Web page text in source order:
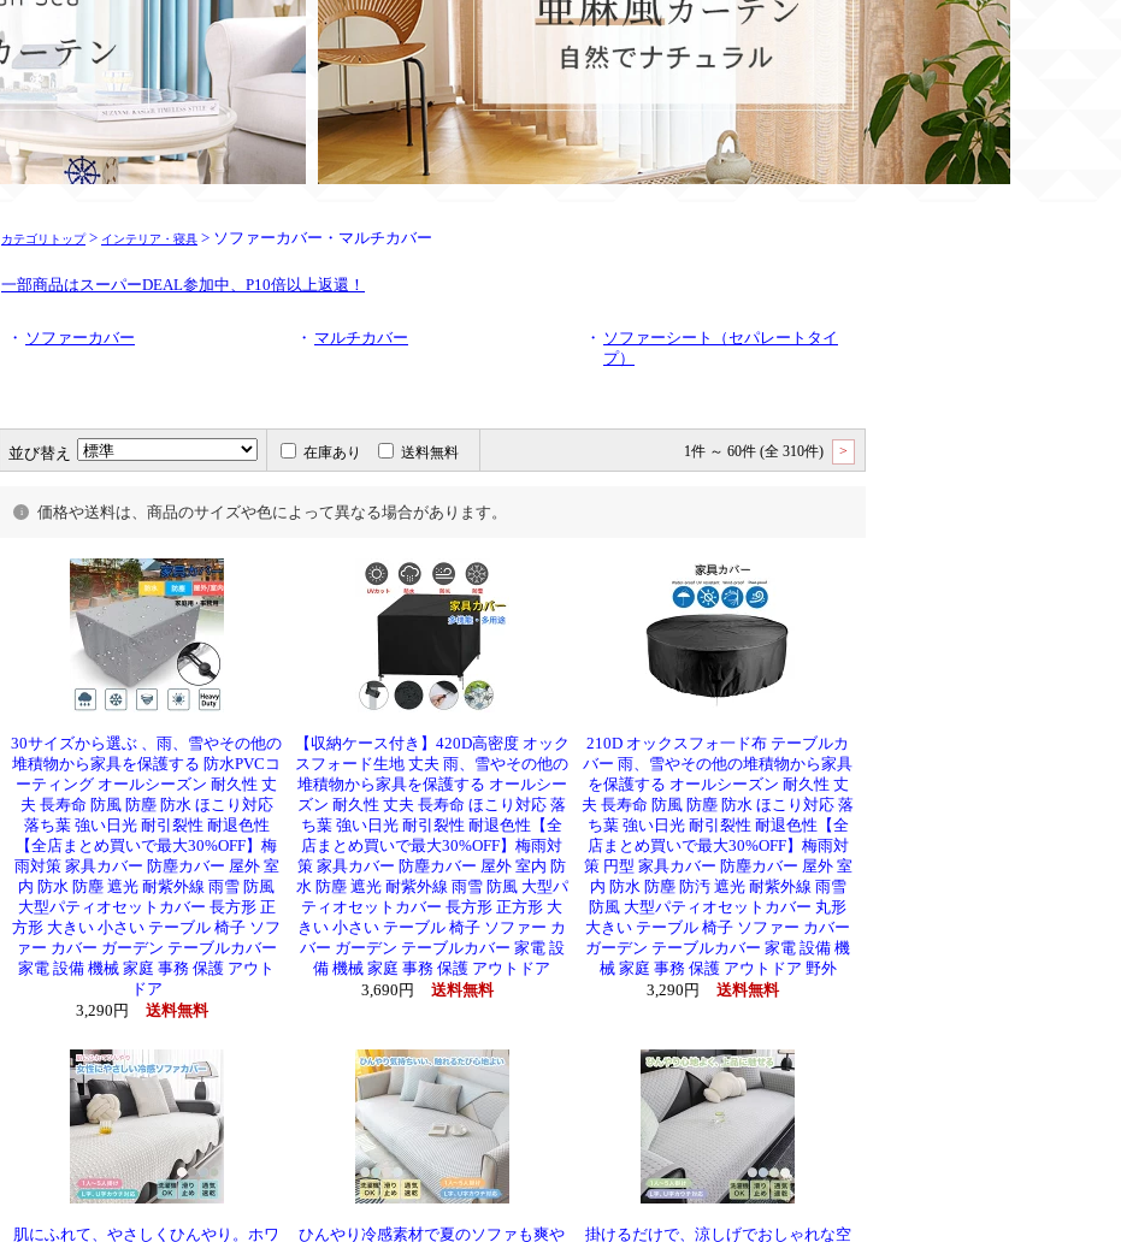
カテゴリトップ> インテリア・寝具 > ソファーカバー・マルチカバー
一部商品はスーパーDEAL参加中、P10倍以上返還！
・ ソファーカバー ・ マルチカバー ・
ソファーシート（セパレートタイ
プ）
並び替え 在庫あり 送料無料 1件 ～ 60件 (全 310件) >
価格や送料は、商品のサイズや色によって異なる場合があります。
30サイズから選ぶ 、雨、雪やその他の
堆積物から家具を保護する 防水PVCコ
ーティング オールシーズン 耐久性 丈
夫 長寿命 防風 防塵 防水 ほこり対応
落ち葉 強い日光 耐引裂性 耐退色性
【全店まとめ買いで最大30%OFF】梅
雨対策 家具カバー 防塵カバー 屋外 室
内 防水 防塵 遮光 耐紫外線 雨雪 防風
大型パティオセットカバー 長方形 正
方形 大きい 小さい テーブル 椅子 ソフ
ァー カバー ガーデン テーブルカバー
家電 設備 機械 家庭 事務 保護 アウト
ドア
3,290円
送料無料
【収納ケース付き】420D高密度 オック
スフォード生地 丈夫 雨、雪やその他の
堆積物から家具を保護する オールシー
ズン 耐久性 丈夫 長寿命 ほこり対応 落
ち葉 強い日光 耐引裂性 耐退色性【全
店まとめ買いで最大30%OFF】梅雨対
策 家具カバー 防塵カバー 屋外 室内 防
水 防塵 遮光 耐紫外線 雨雪 防風 大型パ
ティオセットカバー 長方形 正方形 大
きい 小さい テーブル 椅子 ソファー カ
バー ガーデン テーブルカバー 家電 設
備 機械 家庭 事務 保護 アウトドア
3,690円
送料無料
210D オックスフォ一ド布 テーブルカ
バー 雨、雪やその他の堆積物から家具
を保護する オールシーズン 耐久性 丈
夫 長寿命 防風 防塵 防水 ほこり対応 落
ち葉 強い日光 耐引裂性 耐退色性【全
店まとめ買いで最大30%OFF】梅雨対
策 円型 家具カバー 防塵カバー 屋外 室
内 防水 防塵 防汚 遮光 耐紫外線 雨雪
防風 大型パティオセットカバー 丸形
大きい テーブル 椅子 ソファー カバー
ガーデン テーブルカバー 家電 設備 機
械 家庭 事務 保護 アウトドア 野外
3,290円
送料無料
肌にふれて、やさしくひんやり。ホワ ひんやり冷感素材で夏のソファも爽や 掛けるだけで、涼しげでおしゃれな空